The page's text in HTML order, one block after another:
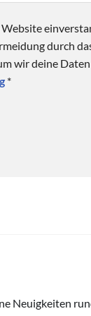
durch
wir deine Daten
*
Neuigkeiten